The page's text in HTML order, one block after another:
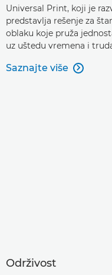
Universal Print, koji je
predstavlja rešenje za
oblaku koje pruža
uz uštedu vremena i
Saznajte više 
Održivost